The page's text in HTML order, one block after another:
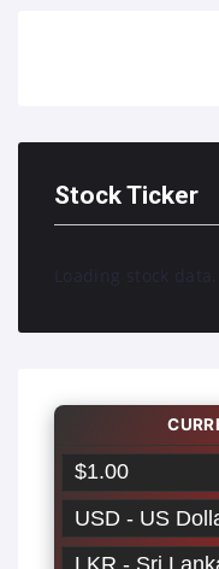
Stock Ticker
Loading stock data...